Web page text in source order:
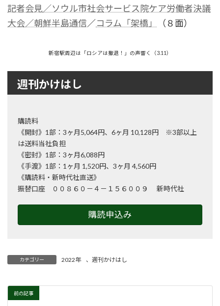
記者会見／ソウル市社会サービス院ケア労働者決議
大会／朝鮮半島通信／コラム「架橋」 （８面）
新宿駅周辺は「ロシアは撤退！」の声響く（3.11）
週刊かけはし
購読料
《開封》1部：3ヶ月5,064円、6ヶ月 10,128円 ※3部以上
は送料当社負担
《密封》1部：3ヶ月6,088円
《手渡》1部：1ヶ月 1,520円、3ヶ月 4,560円
《購読料・新時代社直送》
振替口座 ００８６０－４－１５６００９ 新時代社
購読申込み
カテゴリー 2022年 、 週刊かけはし
前の記事